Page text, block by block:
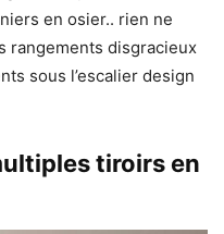
en osier.. rien ne
rangements disgracieux
sous l’escalier design
tiroirs en